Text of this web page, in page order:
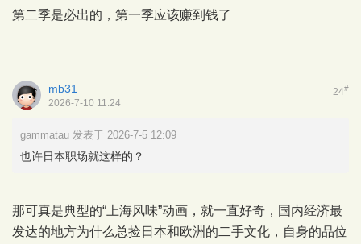
第二季是必出的，第一季应该赚到钱了
24#
mb31
2026-7-10 11:24
gammatau 发表于 2026-7-5 12:09
也许日本职场就这样的？
那可真是典型的“上海风味”动画，就一直好奇，国内经济最
发达的地方为什么总捡日本和欧洲的二手文化，自身的品位